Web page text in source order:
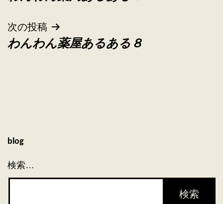
稿
ナ
ビ
ョ
ン
次の投稿
わんわん薬屋あるある８
blog
検索…